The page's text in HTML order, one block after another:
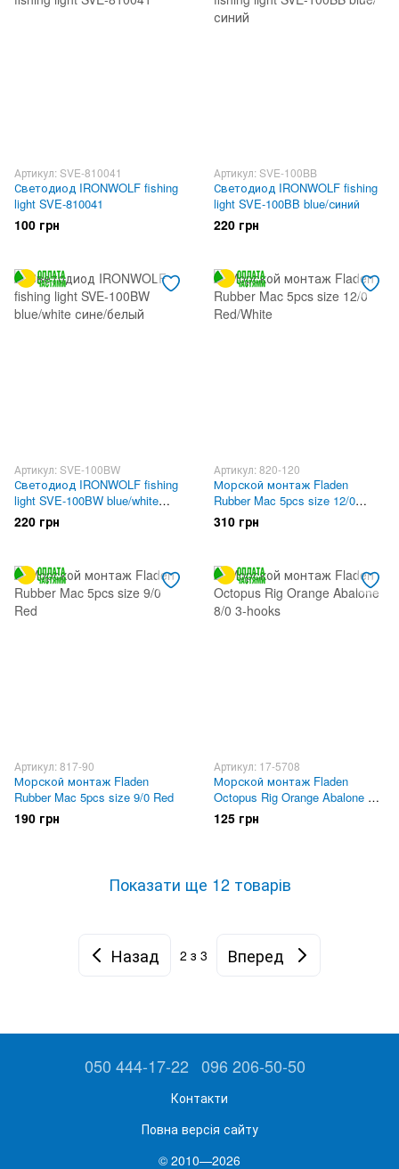
Артикул: SVE-810041
Светодиод IRONWOLF fishing
light SVE-810041
100 грн
Артикул: SVE-100BB
Светодиод IRONWOLF fishing
light SVE-100BB blue/синий
220 грн
Артикул: SVE-100BW
Светодиод IRONWOLF fishing
light SVE-100BW blue/white
сине/белый
220 грн
Артикул: 820-120
Морской монтаж Fladen
Rubber Mac 5pcs size 12/0
Red/White
310 грн
Артикул: 817-90
Морской монтаж Fladen
Rubber Mac 5pcs size 9/0 Red
190 грн
Артикул: 17-5708
Морской монтаж Fladen
Octopus Rig Orange Abalone 8/0
3-hooks
125 грн
Показати ще 12 товарів
Назад 2 з 3 Вперед
050 444-17-22 096 206-50-50
Контакти
Повна версія сайту
© 2010—2026